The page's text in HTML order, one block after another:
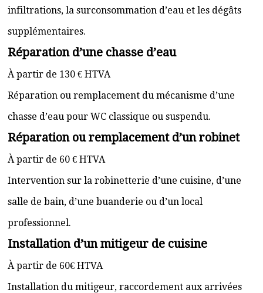
infiltrations, la surconsommation d’eau et les dégâts
supplémentaires.
Réparation d’une chasse d’eau
À partir de 130 € HTVA
Réparation ou remplacement du mécanisme d’une
chasse d’eau pour WC classique ou suspendu.
Réparation ou remplacement d’un robinet
À partir de 60 € HTVA
Intervention sur la robinetterie d’une cuisine, d’une
salle de bain, d’une buanderie ou d’un local
professionnel.
Installation d’un mitigeur de cuisine
À partir de 60€ HTVA
Installation du mitigeur, raccordement aux arrivées